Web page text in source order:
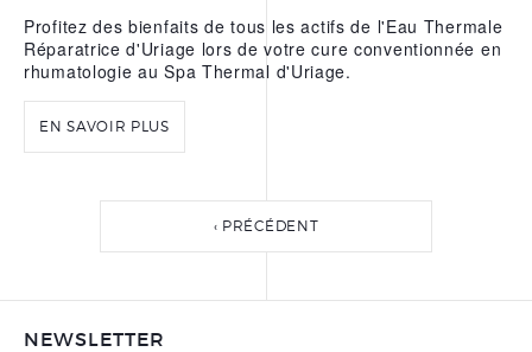
Profitez des bienfaits de tous les actifs de l'Eau Thermale
Réparatrice d'Uriage lors de votre cure conventionnée en
rhumatologie au Spa Thermal d'Uriage.
EN SAVOIR PLUS
‹ PRÉCÉDENT
NEWSLETTER